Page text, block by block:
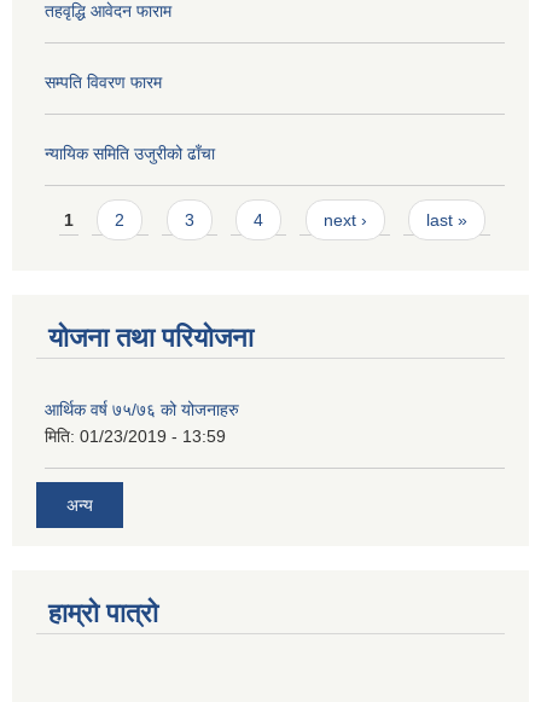
तहवृद्धि आवेदन फाराम
सम्पति विवरण फारम
न्यायिक समिति उजुरीको ढाँचा
Pages
1 2 3 4 next › last »
योजना तथा परियोजना
आर्थिक वर्ष ७५/७६ को योजनाहरु
मिति: 01/23/2019 - 13:59
अन्य
हाम्रो पात्रो